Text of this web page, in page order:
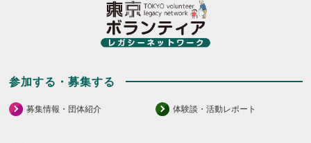
参加する・募集する
募集情報・団体紹介 体験談・活動レポート